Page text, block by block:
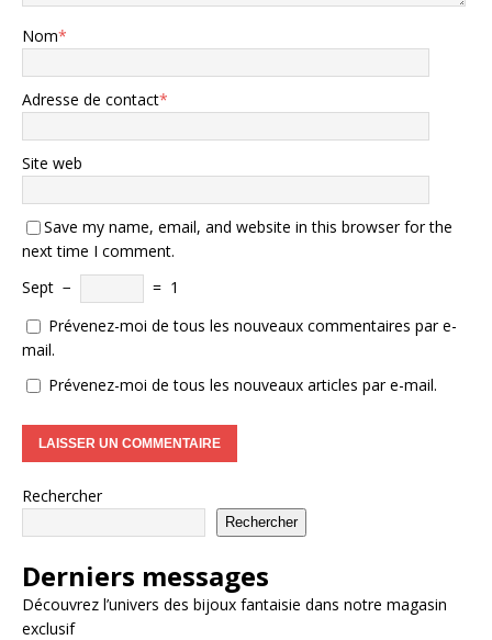
Nom*
Adresse de contact*
Site web
Save my name, email, and website in this browser for the
next time I comment.
Sept − = 1
Prévenez-moi de tous les nouveaux commentaires par e-
mail.
Prévenez-moi de tous les nouveaux articles par e-mail.
Rechercher
Rechercher
Derniers messages
Découvrez l’univers des bijoux fantaisie dans notre magasin
exclusif